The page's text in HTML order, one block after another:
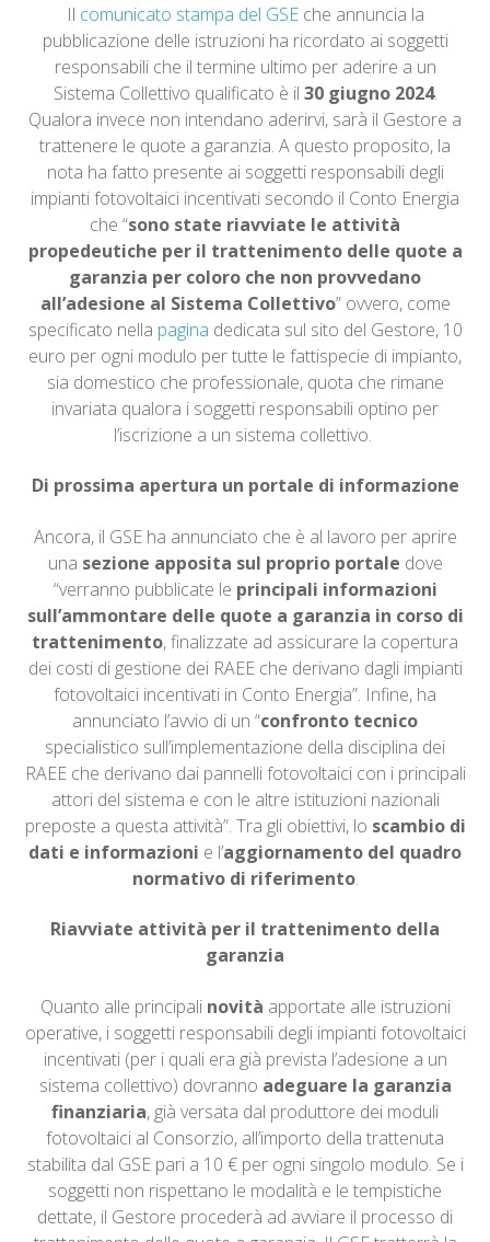
Il comunicato stampa del GSEche annuncia la
pubblicazione delle istruzioni ha ricordato ai soggetti
responsabili che il termine ultimo per aderire a un
Sistema Collettivo qualificato è il 30 giugno 2024.
Qualora invece non intendano aderirvi, sarà il Gestore a
trattenere le quote a garanzia. A questo proposito, la
nota ha fatto presente ai soggetti responsabili degli
impianti fotovoltaici incentivati secondo il Conto Energia
che “sono state riavviate le attività
propedeutiche per il trattenimento delle quote a
garanzia per coloro che non provvedano
all’adesione al Sistema Collettivo” ovvero, come
specificato nella pagina dedicata sul sito del Gestore, 10
euro per ogni modulo per tutte le fattispecie di impianto,
sia domestico che professionale, quota che rimane
invariata qualora i soggetti responsabili optino per
l’iscrizione a un sistema collettivo.
Di prossima apertura un portale di informazione
Ancora, il GSE ha annunciato che è al lavoro per aprire
una sezione apposita sul proprio portale dove
“verranno pubblicate le principali informazioni
sull’ammontare delle quote a garanzia in corso di
trattenimento, finalizzate ad assicurare la copertura
dei costi di gestione dei RAEE che derivano dagli impianti
fotovoltaici incentivati in Conto Energia”. Infine, ha
annunciato l’avvio di un “confronto tecnico
specialistico sull’implementazione della disciplina dei
RAEE che derivano dai pannelli fotovoltaici con i principali
attori del sistema e con le altre istituzioni nazionali
preposte a questa attività”. Tra gli obiettivi, lo scambio di
dati e informazioni e l’aggiornamento del quadro
normativo di riferimento.
Riavviate attività per il trattenimento della
garanzia
Quanto alle principali novità apportate alle istruzioni
operative, i soggetti responsabili degli impianti fotovoltaici
incentivati (per i quali era già prevista l’adesione a un
sistema collettivo) dovranno adeguare la garanzia
finanziaria, già versata dal produttore dei moduli
fotovoltaici al Consorzio, all’importo della trattenuta
stabilita dal GSE pari a 10 € per ogni singolo modulo. Se i
soggetti non rispettano le modalità e le tempistiche
dettate, il Gestore procederà ad avviare il processo di